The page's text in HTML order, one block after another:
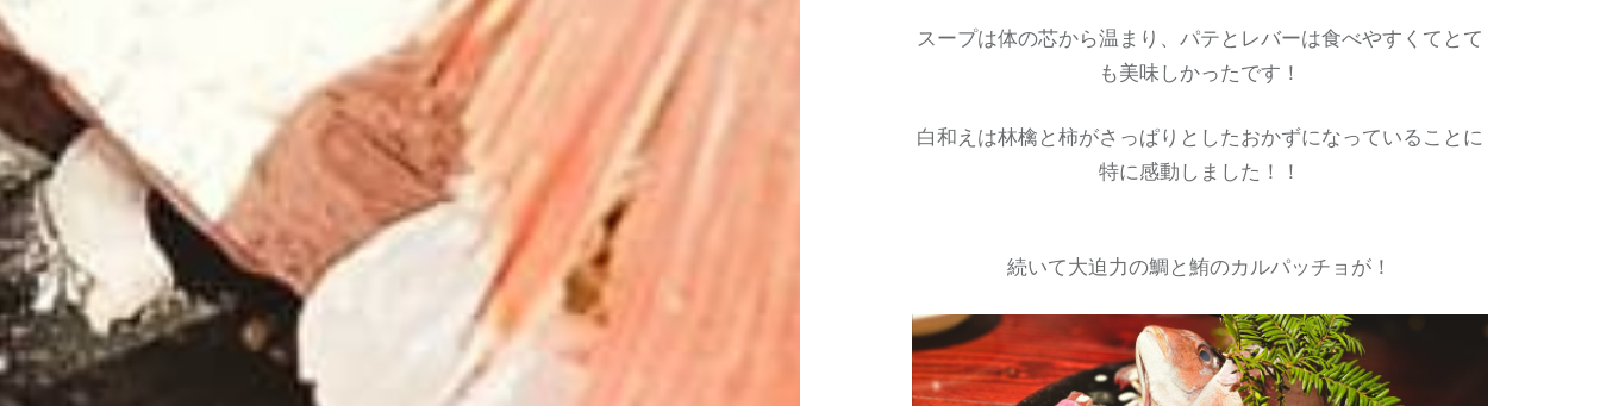
スープは体の芯から温まり、パテとレバーは食べやすくてとて
も美味しかったです！
白和えは林檎と柿がさっぱりとしたおかずになっていることに
特に感動しました！！
続いて大迫力の鯛と鮪のカルパッチョが！